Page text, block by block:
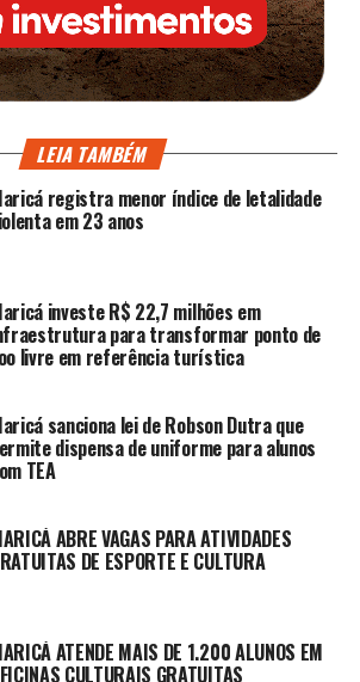
LEIA TAMBÉM
registra menor índice de letalidade
em 23 anos
investe R$ 22,7 milhões em
para transformar ponto de
livre em referência turística
sanciona lei de Robson Dutra que
dispensa de uniforme para alunos
TEA
ABRE VAGAS PARA ATIVIDADES
DE ESPORTE E CULTURA
ATENDE MAIS DE 1.200 ALUNOS EM
CULTURAIS GRATUITAS